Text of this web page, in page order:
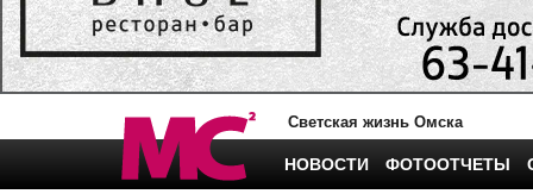
Светская жизнь Омска
НОВОСТИ ФОТООТЧЕТЫ